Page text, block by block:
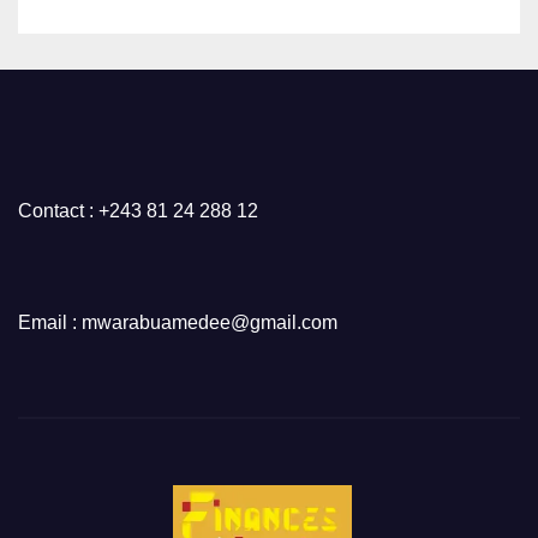
Contact : +243 81 24 288 12
Email : mwarabuamedee@gmail.com